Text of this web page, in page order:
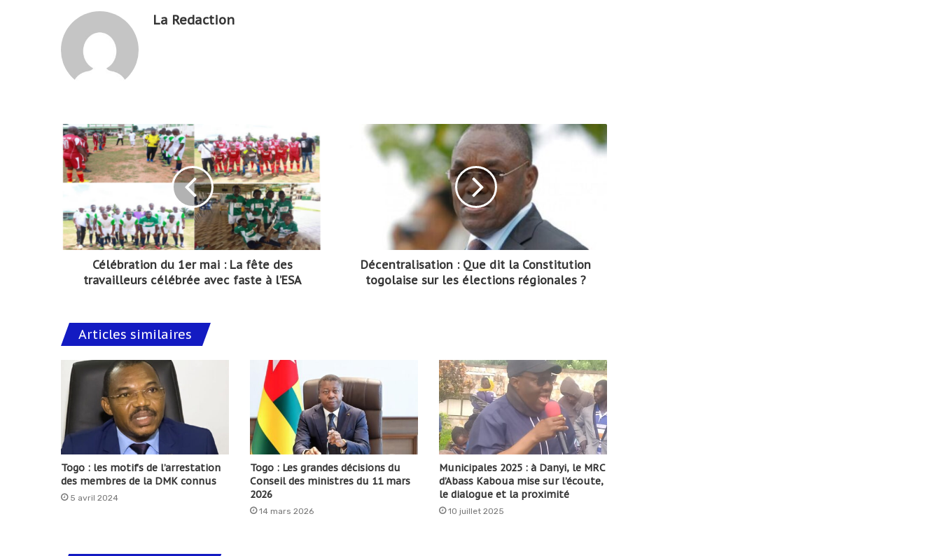
La Redaction
Célébration du 1er mai : La fête des
travailleurs célébrée avec faste à l’ESA
Décentralisation : Que dit la Constitution
togolaise sur les élections régionales ?
Articles similaires
Togo : les motifs de l’arrestation
des membres de la DMK connus
5 avril 2024
Togo : Les grandes décisions du
Conseil des ministres du 11 mars
2026
14 mars 2026
Municipales 2025 : à Danyi, le MRC
d’Abass Kaboua mise sur l’écoute,
le dialogue et la proximité
10 juillet 2025